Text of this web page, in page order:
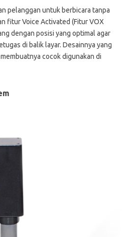
pelanggan untuk berbicara tanpa
fitur Voice Activated (Fitur VOX
dengan posisi yang optimal agar
di balik layar. Desainnya yang
cocok digunakan di